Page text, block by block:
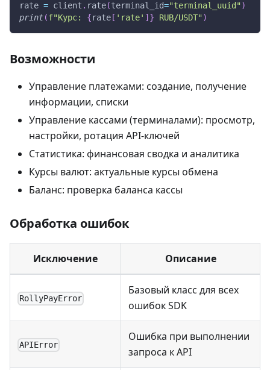
rate = client . rate(terminal_id="terminal_uuid" )
print(f"Курс: {rate [ 'rate' ] } RUB/USDT" )
Возможности
Управление платежами: создание, получение
информации, списки
Управление кассами (терминалами): просмотр,
настройки, ротация API-ключей
Статистика: финансовая сводка и аналитика
Курсы валют: актуальные курсы обмена
Баланс: проверка баланса кассы
Обработка ошибок
Исключение Описание
RollyPayError
Базовый класс для всех
ошибок SDK
APIError
Ошибка при выполнении
запроса к API